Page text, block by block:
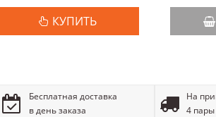
КУПИТЬ
Бесплатная доставка
в день заказа
На
4 пары